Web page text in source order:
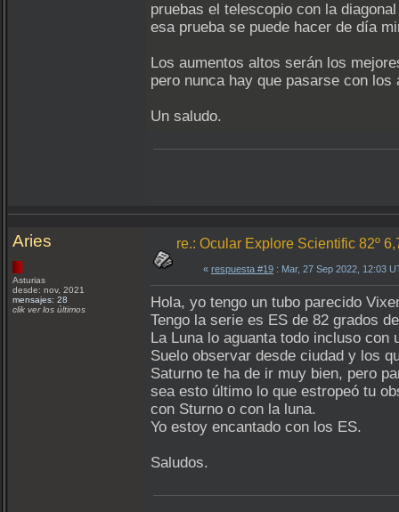
pruebas el telescopio con la
esa prueba se puede hacer de día
Los aumentos altos serán los
pero nunca hay que pasarse con
Un saludo.
Aries
Asturias
desde: nov, 2021
mensajes: 28
clik ver los últimos
re.: Ocular Explore Scientific 82º
« respuesta #19 : Mar, 27 Sep 2022, 12:03
Hola, yo tengo un tubo parecido
Tengo la serie es ES de 82 grados
La Luna lo aguanta todo incluso con
Suelo observar desde ciudad y los
Saturno te ha de ir muy bien, pero
sea esto último lo que estropeó tu
con Sturno o con la luna.
Yo estoy encantado con los ES.
Saludos.